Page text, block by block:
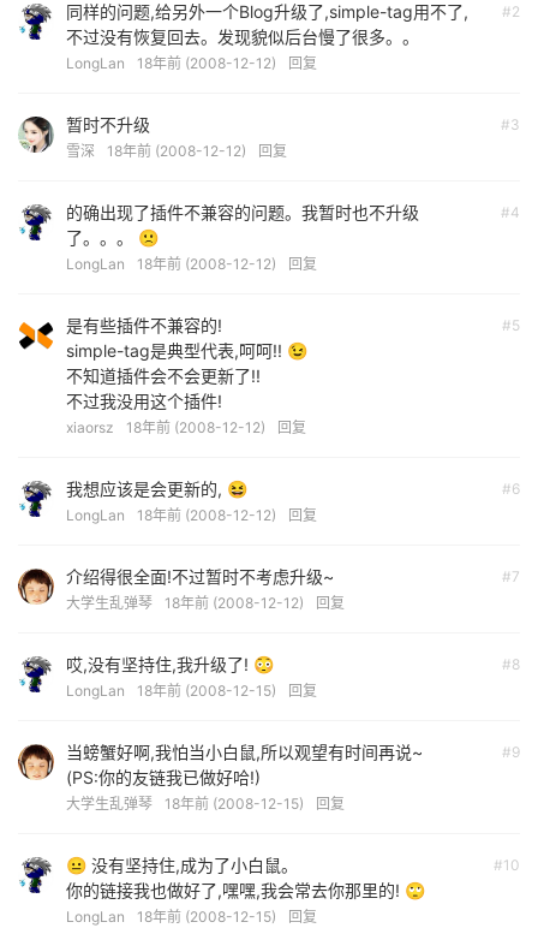
#2
同样的问题,给另外一个Blog升级了,simple-tag用不了,
不过没有恢复回去。发现貌似后台慢了很多。。
LongLan 18年前 (2008-12-12) 回复
#3
暂时不升级
雪深 18年前 (2008-12-12) 回复
#4
的确出现了插件不兼容的问题。我暂时也不升级
了。。。 🙁
LongLan 18年前 (2008-12-12) 回复
#5
是有些插件不兼容的!
simple-tag是典型代表,呵呵!! 😉
不知道插件会不会更新了!!
不过我没用这个插件!
xiaorsz 18年前 (2008-12-12) 回复
#6
我想应该是会更新的, 😆
LongLan 18年前 (2008-12-12) 回复
#7
介绍得很全面!不过暂时不考虑升级~
大学生乱弹琴 18年前 (2008-12-12) 回复
#8
哎,没有坚持住,我升级了! 😳
LongLan 18年前 (2008-12-15) 回复
#9
当螃蟹好啊,我怕当小白鼠,所以观望有时间再说~
(PS:你的友链我已做好哈!)
大学生乱弹琴 18年前 (2008-12-15) 回复
#10
😐 没有坚持住,成为了小白鼠。
你的链接我也做好了,嘿嘿,我会常去你那里的! 🙄
LongLan 18年前 (2008-12-15) 回复